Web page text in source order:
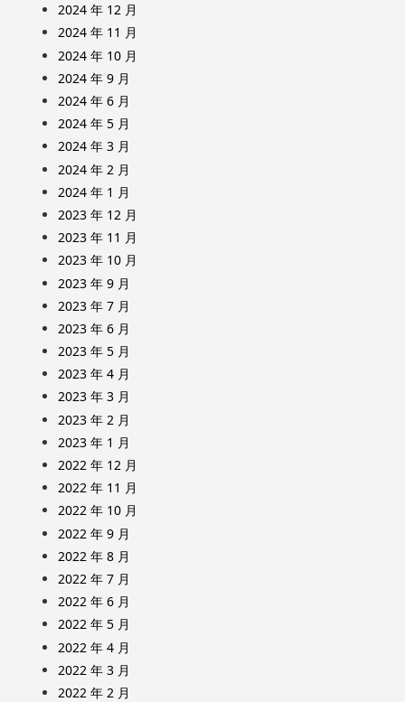
2024 年 12 月
2024 年 11 月
2024 年 10 月
2024 年 9 月
2024 年 6 月
2024 年 5 月
2024 年 3 月
2024 年 2 月
2024 年 1 月
2023 年 12 月
2023 年 11 月
2023 年 10 月
2023 年 9 月
2023 年 7 月
2023 年 6 月
2023 年 5 月
2023 年 4 月
2023 年 3 月
2023 年 2 月
2023 年 1 月
2022 年 12 月
2022 年 11 月
2022 年 10 月
2022 年 9 月
2022 年 8 月
2022 年 7 月
2022 年 6 月
2022 年 5 月
2022 年 4 月
2022 年 3 月
2022 年 2 月